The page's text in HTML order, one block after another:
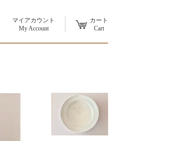
マイアカウント
My Account
カート
Cart